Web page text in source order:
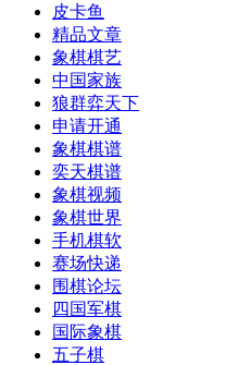
皮卡鱼
精品文章
象棋棋艺
中国家族
狼群弈天下
申请开通
象棋棋谱
奕天棋谱
象棋视频
象棋世界
手机棋软
赛场快递
围棋论坛
四国军棋
国际象棋
五子棋